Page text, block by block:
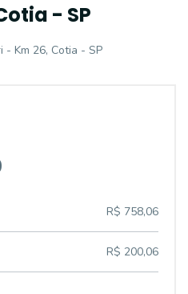
- SP
- Km 26, Cotia - SP
R$ 758,06
R$ 200,06